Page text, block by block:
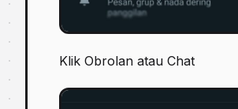
Klik Obrolan atau Chat